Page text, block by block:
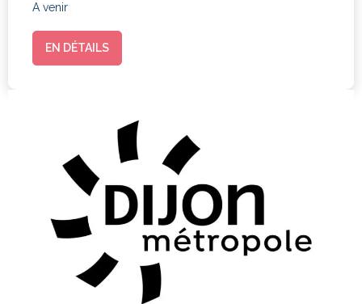
A venir
EN DÉTAILS